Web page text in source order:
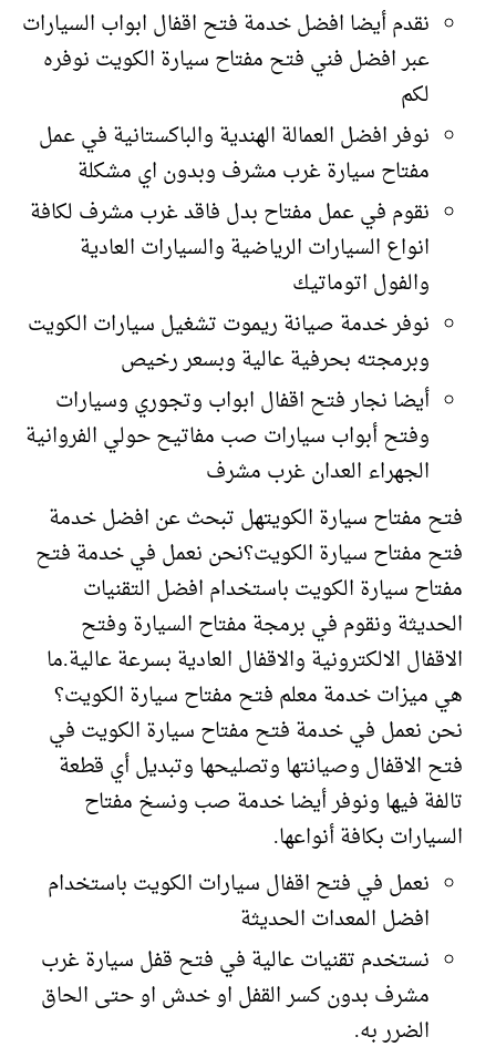
نقدم أيضا افضل خدمة فتح اقفال ابواب السيارات
عبر افضل فني فتح مفتاح سيارة الكويت نوفره
لكم
نوفر افضل العمالة الهندية والباكستانية في عمل
مفتاح سيارة غرب مشرف وبدون اي مشكلة
نقوم في عمل مفتاح بدل فاقد غرب مشرف لكافة
انواع السيارات الرياضية والسيارات العادية
والفول اتوماتيك
نوفر خدمة صيانة ريموت تشغيل سيارات الكويت
وبرمجته بحرفية عالية وبسعر رخيص
أيضا نجار فتح اقفال ابواب وتجوري وسيارات
وفتح أبواب سيارات صب مفاتيح حولي الفروانية
الجهراء العدان غرب مشرف
فتح مفتاح سيارة الكويتهل تبحث عن افضل خدمة
فتح مفتاح سيارة الكويت؟نحن نعمل في خدمة فتح
مفتاح سيارة الكويت باستخدام افضل التقنيات
الحديثة ونقوم في برمجة مفتاح السيارة وفتح
الاقفال الالكترونية والاقفال العادية بسرعة عالية.ما
هي ميزات خدمة معلم فتح مفتاح سيارة الكويت؟
نحن نعمل في خدمة فتح مفتاح سيارة الكويت في
فتح الاقفال وصيانتها وتصليحها وتبديل أي قطعة
تالفة فيها ونوفر أيضا خدمة صب ونسخ مفتاح
السيارات بكافة أنواعها.
نعمل في فتح اقفال سيارات الكويت باستخدام
افضل المعدات الحديثة
نستخدم تقنيات عالية في فتح قفل سيارة غرب
مشرف بدون كسر القفل او خدش او حتى الحاق
الضرر به.